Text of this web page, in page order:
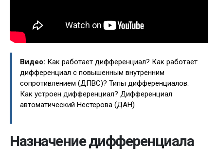
Видео: Как работает дифференциал? Как работает
дифференциал с повышенным внутренним
сопротивлением (ДПВС)? Типы дифференциалов.
Как устроен дифференциал? Дифференциал
автоматический Нестерова (ДАН)
Назначение дифференциала